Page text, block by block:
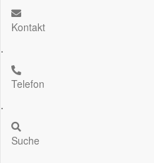
Kontakt
.
Telefon
.
Suche